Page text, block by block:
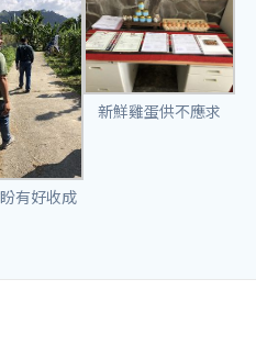
有好收成
新鮮雞蛋供不應求